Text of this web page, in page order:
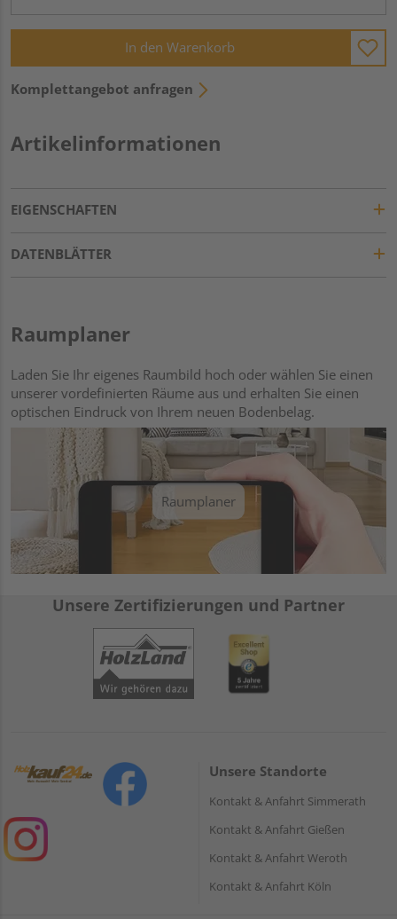
In den Warenkorb
Komplettangebot anfragen
Artikelinformationen
EIGENSCHAFTEN
DATENBLÄTTER
Raumplaner
Laden Sie Ihr eigenes Raumbild hoch oder wählen Sie einen
unserer vordefinierten Räume aus und erhalten Sie einen
optischen Eindruck von Ihrem neuen Bodenbelag.
Raumplaner
Unsere Zertifizierungen und Partner
Unsere Standorte
Kontakt & Anfahrt Simmerath
Kontakt & Anfahrt Gießen
Kontakt & Anfahrt Weroth
Kontakt & Anfahrt Köln